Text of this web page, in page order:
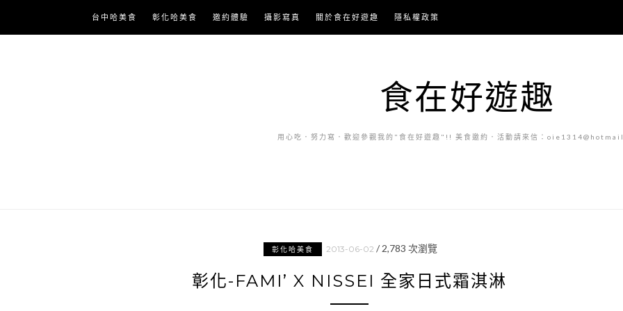
content
台中哈美食 彰化哈美食 邀約體驗 攝影寫真 關於食在好遊趣 隱私權政策
食在好遊趣
用心吃．努力寫．歡迎參觀我的"食在好遊趣"!! 美食邀約．活動請來信：
彰化哈美食 2013-06-02 / 2,783 次瀏覽
彰化-FAMI’ X NISSEI 全家日式霜淇淋